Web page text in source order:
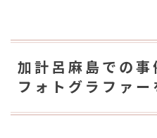
加計呂麻島での事
フォトグラファー